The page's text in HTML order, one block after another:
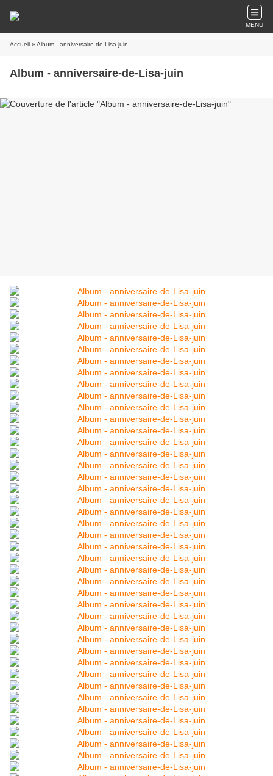
MENU
Accueil » Album - anniversaire-de-Lisa-juin
Album - anniversaire-de-Lisa-juin